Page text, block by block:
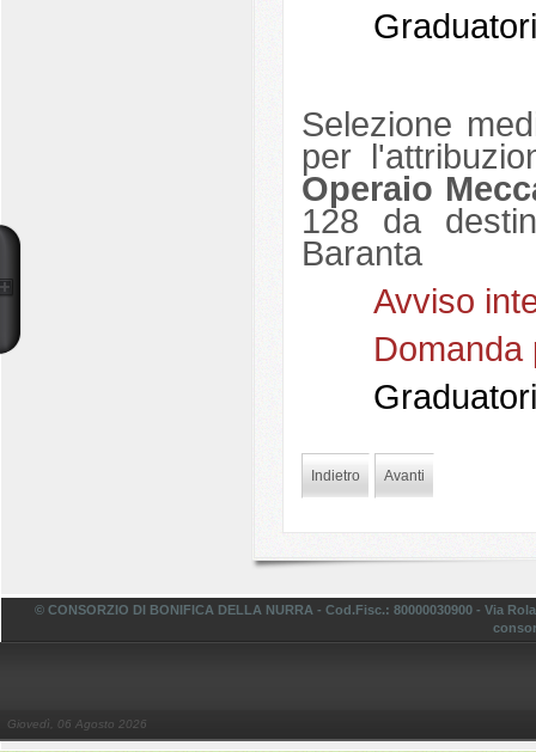
Selezione
per
Operaio
128 da
Baranta
Avviso
Domanda
Indietro Avanti
© CONSORZIO DI BONIFICA DELLA NURRA - Cod.Fisc.: 80000030900 - Via
Giovedì, 06 Agosto 2026